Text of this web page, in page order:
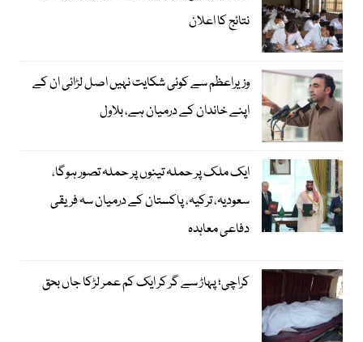
نتائج کا اعلان
وزیراعظم سے کوئی شکایت نہیں اصل لڑائی ان کے
اپنے خاندان کے درمیان ہے، بلاول
ایک ملک پر حملہ تینوں پر حملہ تصور ہوگا،
سعودیہ، ترکیہ، پاکستان کے درمیان سہ فریقی
دفاعی معاہدہ
کراچی؛ پہاڑ سے گر کر ایک کم عمر لڑکا جاں بحق